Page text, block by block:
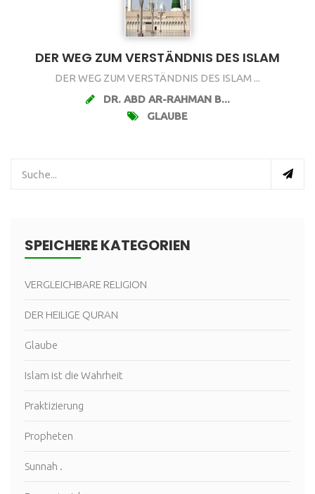
DER WEG ZUM VERSTÄNDNIS DES ISLAM
DER WEG ZUM VERSTÄNDNIS DES ISLAM ...
DR. ABD AR-RAHMAN B...
GLAUBE
SPEICHERE KATEGORIEN
VERGLEICHBARE RELIGION
DER HEILIGE QURAN
Glaube
Islam ist die Wahrheit
Praktizierung
Propheten
Sunnah .